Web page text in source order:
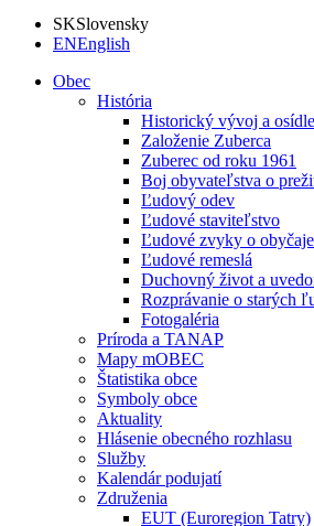
SKSlovensky
ENEnglish
Obec
História
Historický vývoj a
Založenie Zuberca
Zuberec od roku 1961
Boj obyvateľstva o
Ľudový odev
Ľudové staviteľstvo
Ľudové zvyky o obyčaje
Ľudové remeslá
Duchovný život a
Rozprávanie o starých
Fotogaléria
Príroda a TANAP
Mapy mOBEC
Štatistika obce
Symboly obce
Aktuality
Hlásenie obecného rozhlasu
Služby
Kalendár podujatí
Združenia
EUT (Euroregion Tatry)